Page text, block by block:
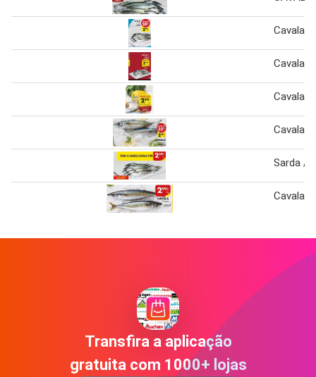
Cavala
Cavala
Cavala
Cavala
Sarda /
Cavala
Transfira a aplicação
gratuita com 1000+ lojas